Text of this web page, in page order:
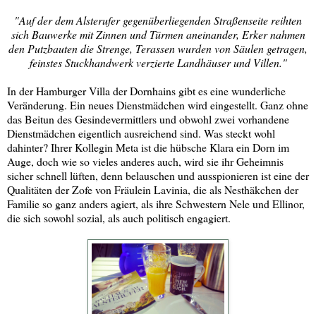
"Auf der dem Alsterufer gegenüberliegenden Straßenseite reihten
sich Bauwerke mit Zinnen und Türmen aneinander, Erker nahmen
den Putzbauten die Strenge, Terassen wurden von Säulen getragen,
feinstes Stuckhandwerk verzierte Landhäuser und Villen."
In der Hamburger Villa der Dornhains gibt es eine wunderliche
Veränderung. Ein neues Dienstmädchen wird eingestellt. Ganz ohne
das Beitun des Gesindevermittlers und obwohl zwei vorhandene
Dienstmädchen eigentlich ausreichend sind. Was steckt wohl
dahinter? Ihrer Kollegin Meta ist die hübsche Klara ein Dorn im
Auge, doch wie so vieles anderes auch, wird sie ihr Geheimnis
sicher schnell lüften, denn belauschen und ausspionieren ist eine der
Qualitäten der Zofe von Fräulein Lavinia, die als Nesthäkchen der
Familie so ganz anders agiert, als ihre Schwestern Nele und Ellinor,
die sich sowohl sozial, als auch politisch engagiert.